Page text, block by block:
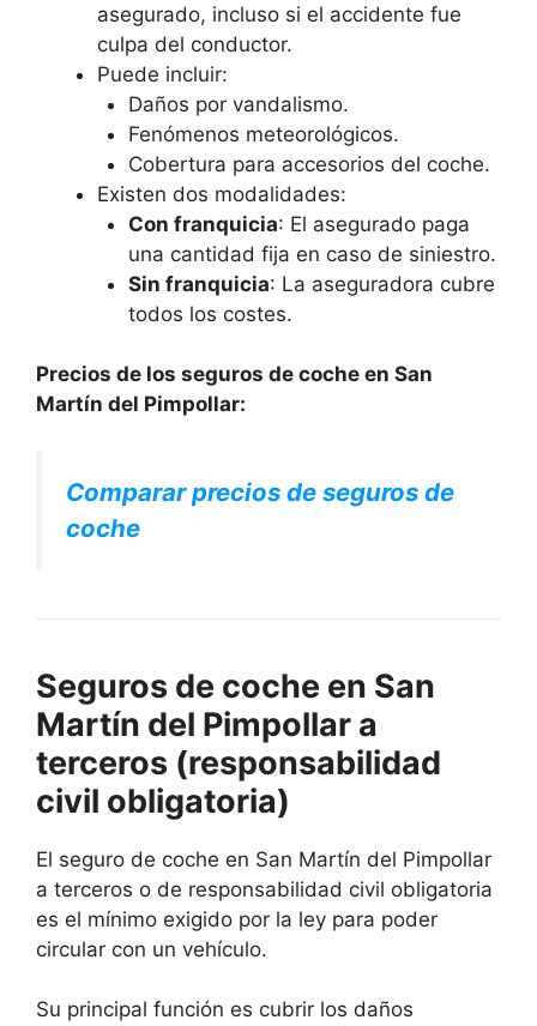
asegurado, incluso si el accidente fue
culpa del conductor.
Puede incluir:
Daños por vandalismo.
Fenómenos meteorológicos.
Cobertura para accesorios del coche.
Existen dos modalidades:
Con franquicia: El asegurado paga
una cantidad fija en caso de siniestro.
Sin franquicia: La aseguradora cubre
todos los costes.
Precios de los seguros de coche en San
Martín del Pimpollar:
Comparar precios de seguros de
coche
Seguros de coche en San
Martín del Pimpollar a
terceros (responsabilidad
civil obligatoria)
El seguro de coche en San Martín del Pimpollar
a terceros o de responsabilidad civil obligatoria
es el mínimo exigido por la ley para poder
circular con un vehículo.
Su principal función es cubrir los daños